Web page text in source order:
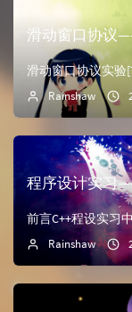
滑动窗口协议
Rainshaw
程序设计实习
Rainshaw